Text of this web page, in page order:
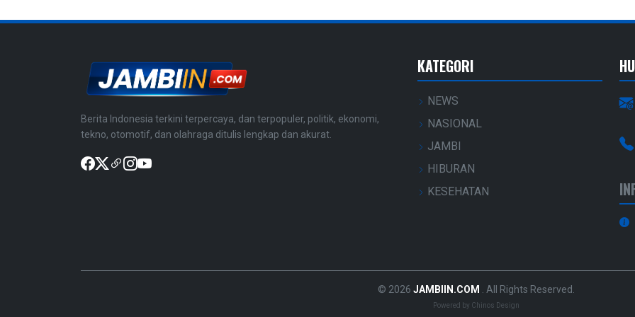
Berita Indonesia terkini terpercaya, dan terpopuler, politik, ekonomi,
tekno, otomotif, dan olahraga ditulis lengkap dan akurat.
KATEGORI
NEWS
NASIONAL
JAMBI
HIBURAN
KESEHATAN
© 2026 JAMBIIN.COM . All Rights Reserved.
Powered by Chinos Design